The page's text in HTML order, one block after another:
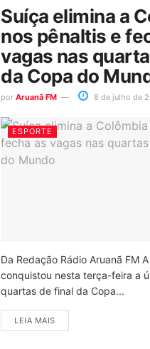
Suíça elimina a
nos pênaltis e
vagas nas
da Copa do
por Aruanã FM 8 de julho de
ESPORTE
Da Redação Rádio Aruanã FM
conquistou nesta terça-feira a
quartas de final da Copa...
LEIA MAIS